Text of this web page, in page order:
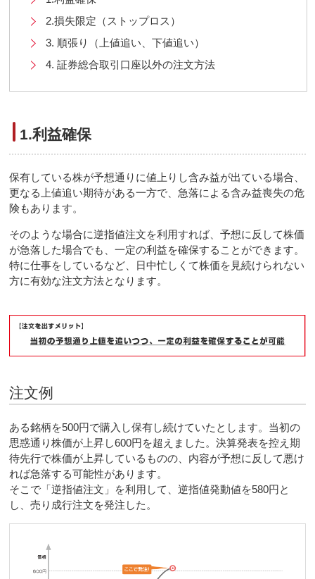
2.損失限定（ストップロス）
3. 順張り（上値追い、下値追い）
4. 証券総合取引口座以外の注文方法
1.利益確保
保有している株が予想通りに値上りし含み益が出ている場合、
更なる上値追い期待がある一方で、急落による含み益喪失の危
険もあります。
そのような場合に逆指値注文を利用すれば、予想に反して株価
が急落した場合でも、一定の利益を確保することができます。
特に仕事をしているなど、日中忙しくて株価を見続けられない
方に有効な注文方法となります。
注文例
ある銘柄を500円で購入し保有し続けていたとします。当初の
思惑通り株価が上昇し600円を超えました。決算発表を控え期
待先行で株価が上昇しているものの、内容が予想に反して悪け
れば急落する可能性があります。
そこで「逆指値注文」を利用して、逆指値発動値を580円と
し、売り成行注文を発注した。